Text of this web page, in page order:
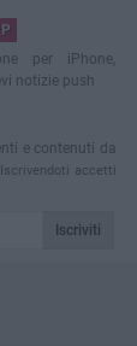
per iPhone,
notizie push
e contenuti da
Iscrivendoti accetti
Iscriviti